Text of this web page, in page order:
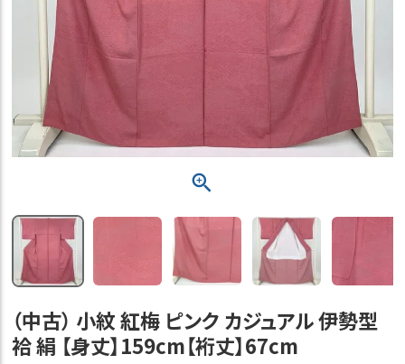
（中古） 小紋 紅梅 ピンク カジュアル 伊勢型
袷 絹 【身丈】159cm【裄丈】67cm